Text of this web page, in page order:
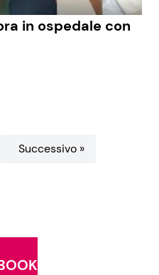
in ospedale con
Successivo »